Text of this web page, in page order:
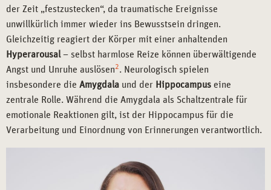
der Zeit „festzustecken“, da traumatische Ereignisse
unwillkürlich immer wieder ins Bewusstsein dringen.
Gleichzeitig reagiert der Körper mit einer anhaltenden
Hyperarousal– selbst harmlose Reize können überwältigende
Angst und Unruhe auslösen2. Neurologisch spielen
insbesondere die Amygdala und der Hippocampus eine
zentrale Rolle. Während die Amygdala als Schaltzentrale für
emotionale Reaktionen gilt, ist der Hippocampus für die
Verarbeitung und Einordnung von Erinnerungen verantwortlich.